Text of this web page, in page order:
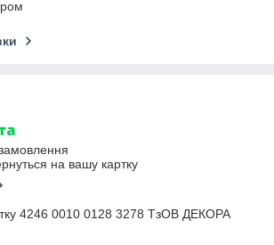
на вашу картку
4246 0010 0128 3278 ТзОВ ДЕКОРА